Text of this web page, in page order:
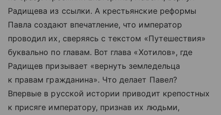
Радищева из ссылки. А крестьянские реформы
Павла создают впечатление, что император
проводил их, сверяясь с текстом «Путешествия»
буквально по главам. Вот глава «Хотилов», где
Радищев призывает «вернуть земледельца
к правам гражданина». Что делает Павел?
Впервые в русской истории приводит крепостных
к присяге императору, признав их людьми,